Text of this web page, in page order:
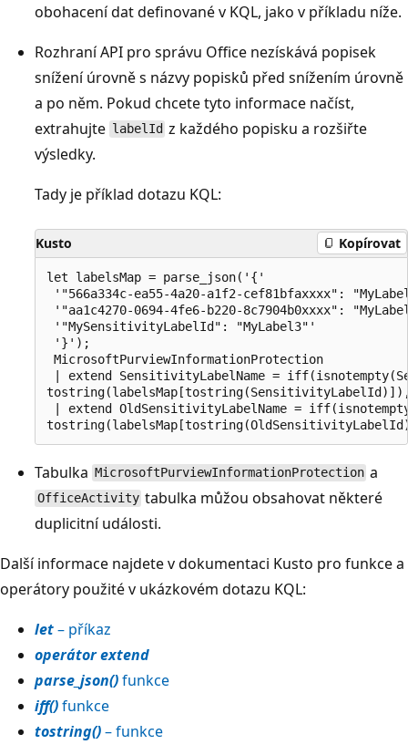
obohacení dat definované v KQL, jako v příkladu níže.
Rozhraní API pro správu Office nezískává popisek
snížení úrovně s názvy popisků před snížením úrovně
a po něm. Pokud chcete tyto informace načíst,
extrahujte labelId z každého popisku a rozšiřte
výsledky.
Tady je příklad dotazu KQL:
Kusto Kopírovat
let labelsMap = parse_json('{'
'"566a334c-ea55-4a20-a1f2-cef81bfaxxxx":
'"aa1c4270-0694-4fe6-b220-8c7904b0xxxx":
'"MySensitivityLabelId": "MyLabel3"'
'}');
MicrosoftPurviewInformationProtection
| extend SensitivityLabelName =
| extend OldSensitivityLabelName =
Tabulka MicrosoftPurviewInformationProtection a
OfficeActivity tabulka můžou obsahovat některé
duplicitní události.
Další informace najdete v dokumentaci Kusto pro funkce a
operátory použité v ukázkovém dotazu KQL:
let– příkaz
operátor extend
parse_json()funkce
iff()funkce
tostring()– funkce